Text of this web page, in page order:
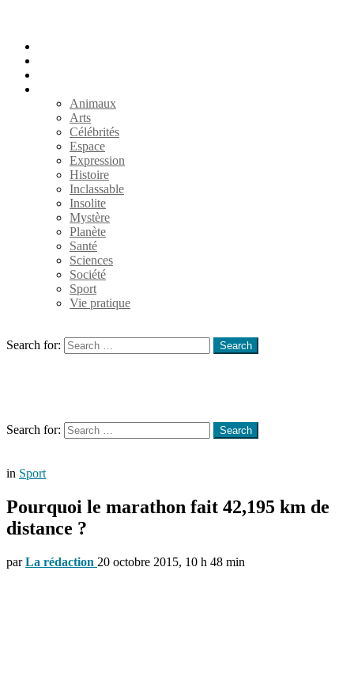
Animaux
Arts
Célébrités
Espace
Expression
Histoire
Inclassable
Insolite
Mystère
Planète
Santé
Sciences
Société
Sport
Vie pratique
Search for:
Search
Search for:
Search
in Sport
Pourquoi le marathon fait 42,195 km de
distance ?
par La rédaction 20 octobre 2015, 10 h 48 min